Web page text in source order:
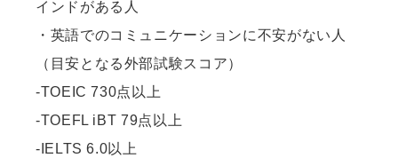
インドがある人
・英語でのコミュニケーションに不安がない人
（目安となる外部試験スコア）
-TOEIC 730点以上
-TOEFL iBT 79点以上
-IELTS 6.0以上